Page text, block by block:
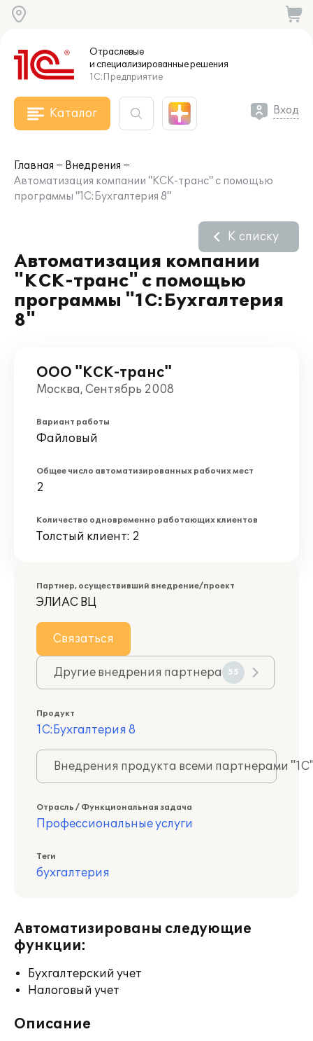
Отраслевые
и специализированныерешения
1С:Предприятие
Каталог Вход
Главная
Внедрения
Автоматизация компании "КСК-транс" с помощью
программы "1С:Бухгалтерия 8"
Автоматизация компании
"КСК-транс" с помощью
программы "1С:Бухгалтерия
8"
К списку
ООО "КСК-транс"
Москва, Сентябрь 2008
Вариант работы
Файловый
Общее число автоматизированных рабочих мест
2
Количество одновременно работающих клиентов
Толстый клиент: 2
Партнер, осуществивший внедрение/проект
ЭЛИАС ВЦ
Связаться
Другие внедрения партнера 55
Продукт
1С:Бухгалтерия 8
Внедрения продукта всеми партнерами
Отрасль / Функциональная задача
Профессиональные услуги
Теги
бухгалтерия
Автоматизированы следующие
функции:
Бухгалтерский учет
Налоговый учет
Описание